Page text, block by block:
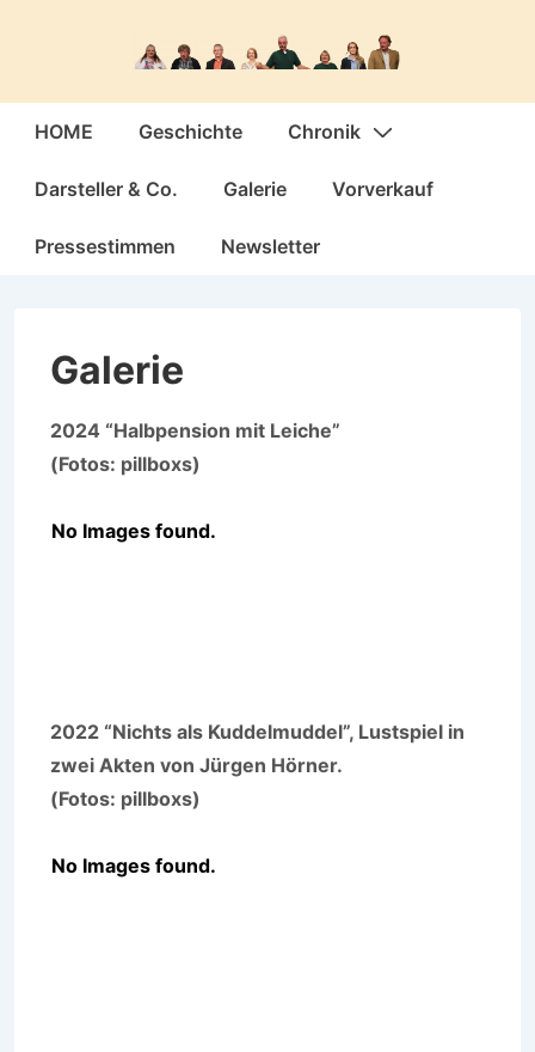
Hauptnavigation
HOME Geschichte Chronik
Darsteller & Co. Galerie Vorverkauf
Pressestimmen Newsletter
Galerie
2024 “Halbpension mit Leiche”
(Fotos: pillboxs)
No Images found.
2022 “Nichts als Kuddelmuddel”, Lustspiel in
zwei Akten von Jürgen Hörner.
(Fotos: pillboxs)
No Images found.